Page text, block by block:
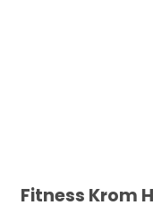
Fitness Krom